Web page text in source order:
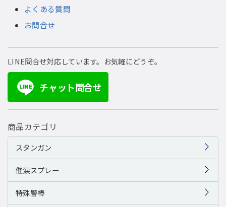
よくある質問
お問合せ
LINE問合せ対応しています。お気軽にどうぞ。
LINE チャット問合せ
商品カテゴリ
スタンガン
催涙スプレー
特殊警棒